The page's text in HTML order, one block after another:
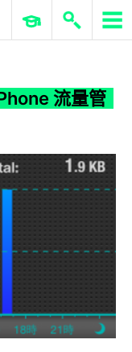
ERP 與商業 AI
流量管